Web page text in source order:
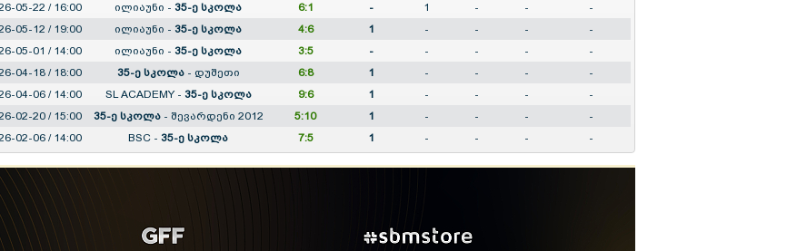
05-22 / 16:00 ილიაუნი - 35-ე სკოლა 6:1 - 1 - -
-
05-12 / 19:00 ილიაუნი - 35-ე სკოლა 4:6 1 - - -
-
05-01 / 14:00 ილიაუნი - 35-ე სკოლა 3:5 - - - -
-
04-18 / 18:00 35-ე სკოლა- დუშეთი 6:8 1 - - -
-
04-06 / 14:00 SL ACADEMY- 35-ე სკოლა 9:6 1 - - -
-
02-20 / 15:00 35-ე სკოლა- შევარდენი 2012 5:10 1 - - -
-
02-06 / 14:00 BSC - 35-ე სკოლა 7:5 1 - - - -